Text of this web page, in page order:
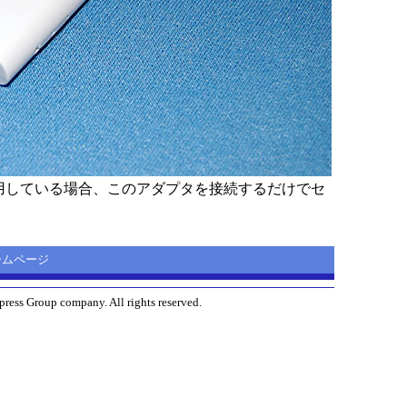
ている場合、このアダプタを接続するだけでセ
ムページ
Group company. All rights reserved.